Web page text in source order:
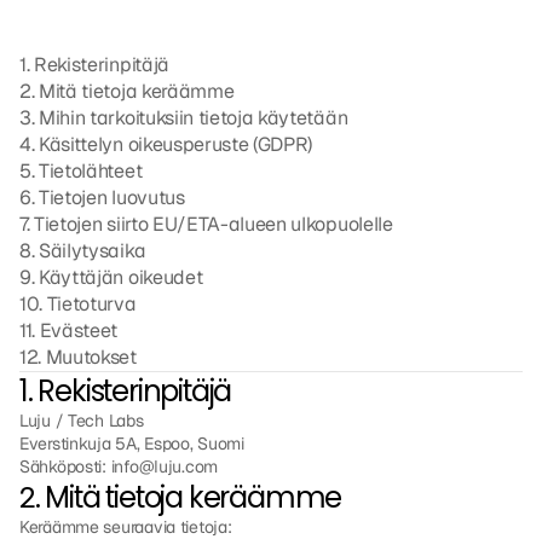
1. Rekisterinpitäjä
2. Mitä tietoja keräämme
3. Mihin tarkoituksiin tietoja käytetään
4. Käsittelyn oikeusperuste (GDPR)
5. Tietolähteet
6. Tietojen luovutus
7. Tietojen siirto EU/ETA-alueen ulkopuolelle
8. Säilytysaika
9. Käyttäjän oikeudet
10. Tietoturva
11. Evästeet
12. Muutokset
1. Rekisterinpitäjä
Luju / Tech Labs
Everstinkuja 5A, Espoo, Suomi
Sähköposti: info@luju.com
2. Mitä tietoja keräämme
Keräämme seuraavia tietoja: